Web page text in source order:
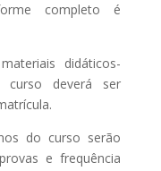
completo é
didáticos-
deverá ser
do curso serão
e frequência